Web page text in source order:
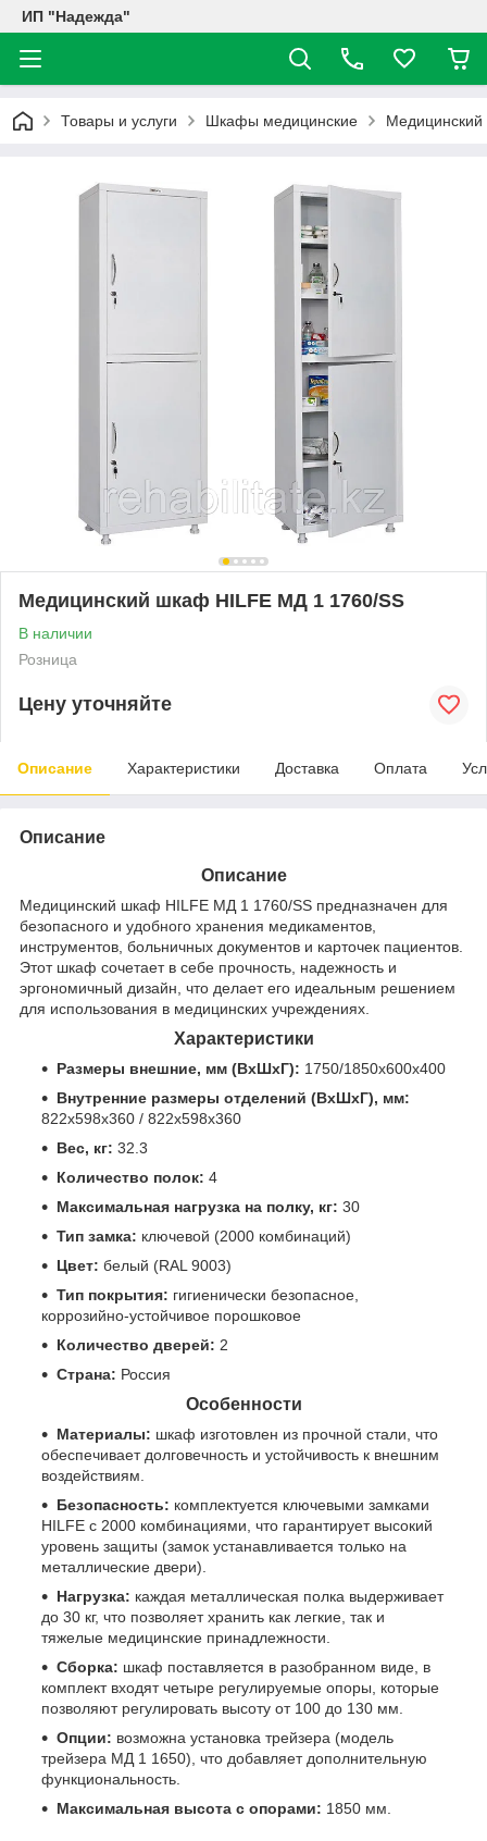
ИП "Надежда"
Товары и услуги Шкафы медицинские
Медицинский шкаф HILFE МД 1 1760/SS
В наличии
Розница
Цену уточняйте
Описание Характеристики Доставка Оплата
Описание
Описание
Медицинский шкаф HILFE МД 1 1760/SS предназначен для
безопасного и удобного хранения медикаментов,
инструментов, больничных документов и карточек пациентов.
Этот шкаф сочетает в себе прочность, надежность и
эргономичный дизайн, что делает его идеальным решением
для использования в медицинских учреждениях.
Характеристики
Размеры внешние, мм (ВхШхГ): 1750/1850x600x400
Внутренние размеры отделений (ВхШхГ), мм:
822x598x360 / 822x598x360
Вес, кг: 32.3
Количество полок: 4
Максимальная нагрузка на полку, кг: 30
Тип замка: ключевой (2000 комбинаций)
Цвет: белый (RAL 9003)
Тип покрытия: гигиенически безопасное,
коррозийно-устойчивое порошковое
Количество дверей: 2
Страна: Россия
Особенности
Материалы: шкаф изготовлен из прочной стали, что
обеспечивает долговечность и устойчивость к внешним
воздействиям.
Безопасность: комплектуется ключевыми замками
HILFE с 2000 комбинациями, что гарантирует высокий
уровень защиты (замок устанавливается только на
металлические двери).
Нагрузка: каждая металлическая полка выдерживает
до 30 кг, что позволяет хранить как легкие, так и
тяжелые медицинские принадлежности.
Сборка: шкаф поставляется в разобранном виде, в
комплект входят четыре регулируемые опоры, которые
позволяют регулировать высоту от 100 до 130 мм.
Опции: возможна установка трейзера (модель
трейзера МД 1 1650), что добавляет дополнительную
функциональность.
Максимальная высота с опорами: 1850 мм.